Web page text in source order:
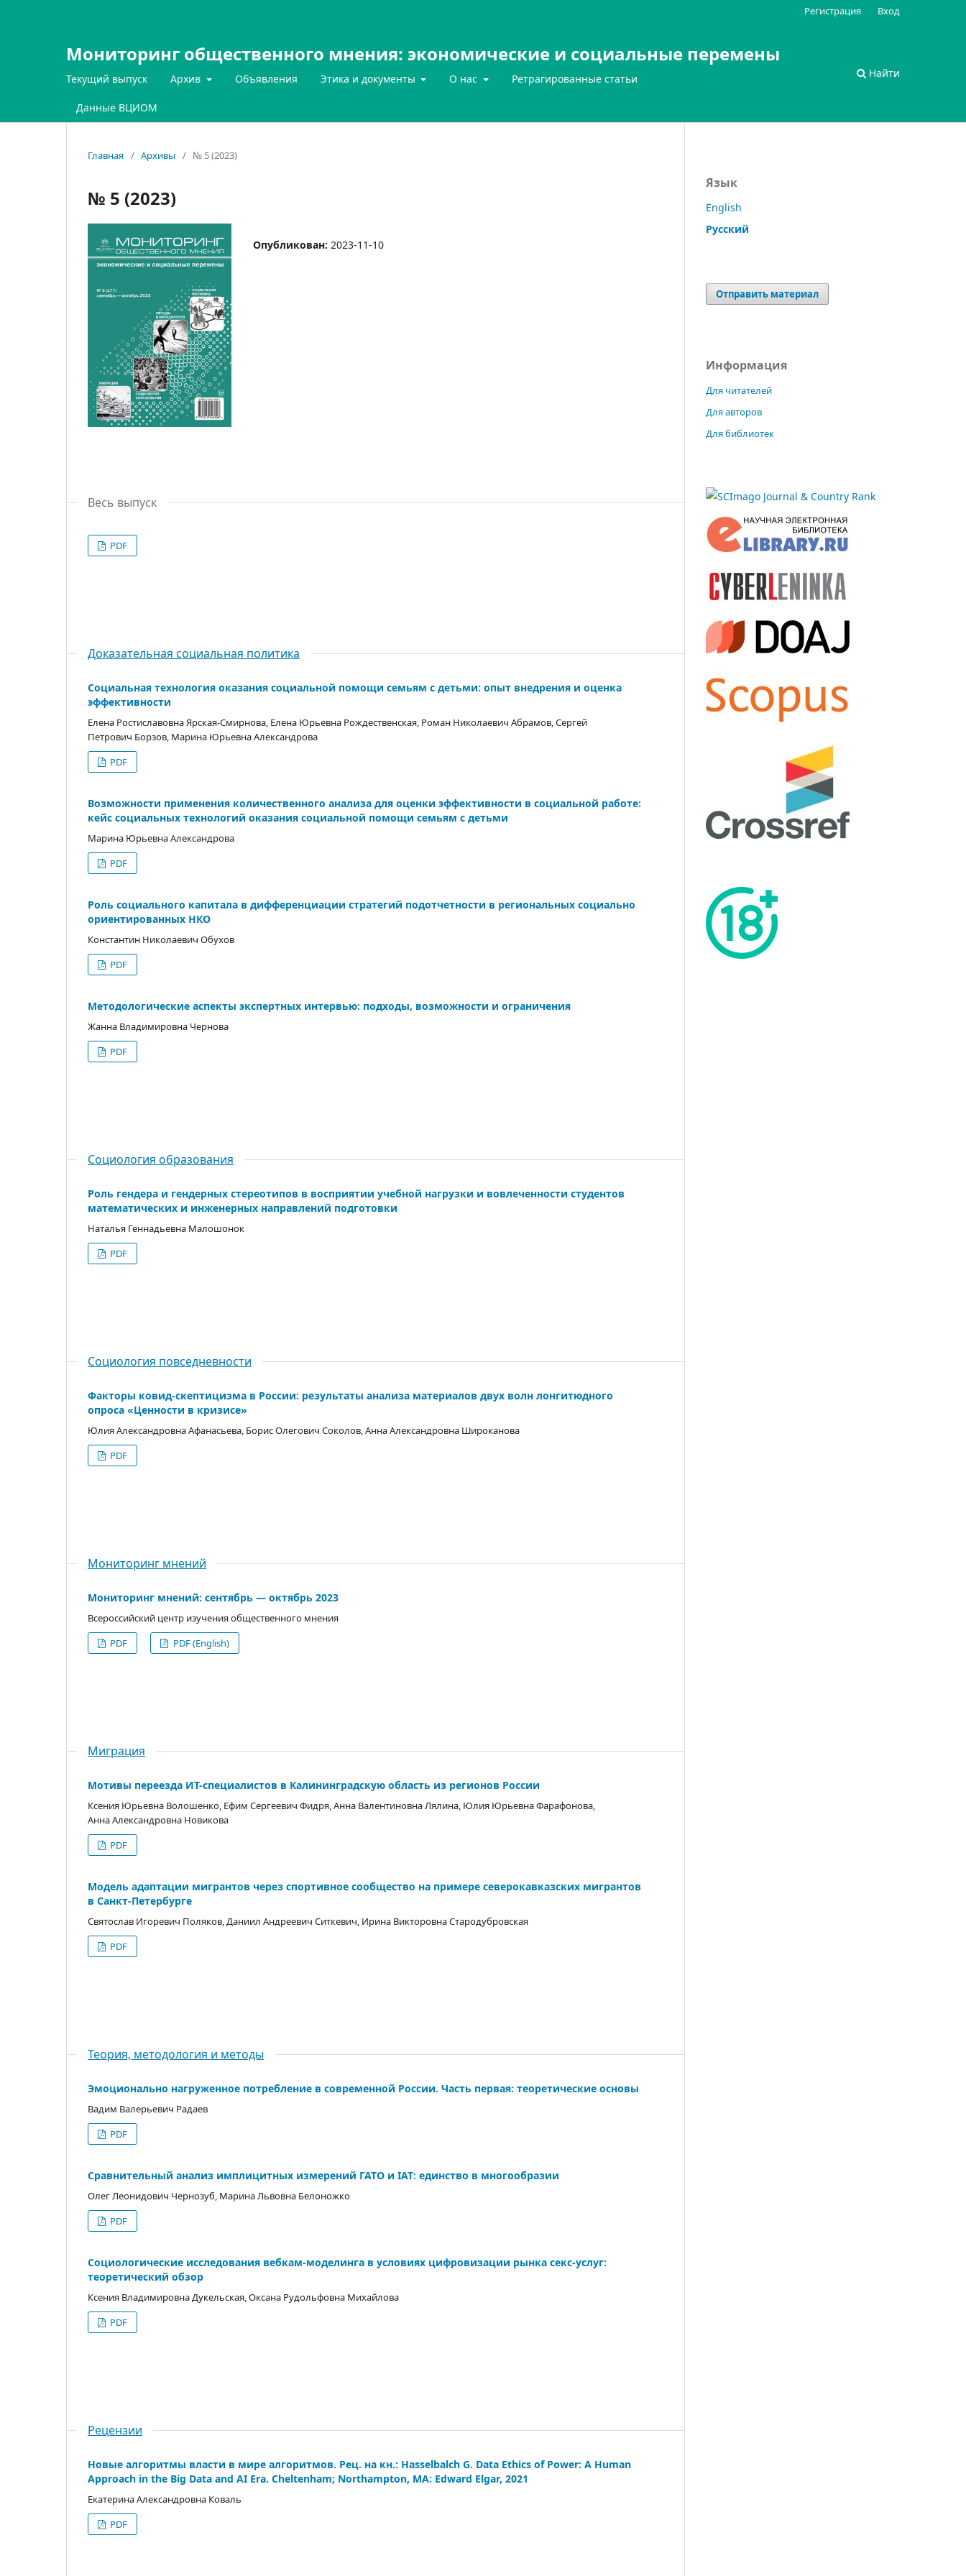
Мониторинг общественного мнения: экономические и социальные перемены
Текущий выпуск Архив Объявления Этика и документы О нас Ретрагированные статьи
Данные ВЦИОМ
Найти
Регистрация Вход
Главная / Архивы / № 5 (2023)
№ 5 (2023)
Опубликован: 2023-11-10
Весь выпуск
PDF
Доказательная социальная политика
Социальная технология оказания социальной помощи семьям с детьми: опыт внедрения и оценка
эффективности
Елена Ростиславовна Ярская-Смирнова, Елена Юрьевна Рождественская, Роман Николаевич Абрамов, Сергей
Петрович Борзов, Марина Юрьевна Александрова
PDF
Возможности применения количественного анализа для оценки эффективности в социальной работе:
кейс социальных технологий оказания социальной помощи семьям с детьми
Марина Юрьевна Александрова
PDF
Роль социального капитала в дифференциации стратегий подотчетности в региональных социально
ориентированных НКО
Константин Николаевич Обухов
PDF
Методологические аспекты экспертных интервью: подходы, возможности и ограничения
Жанна Владимировна Чернова
PDF
Социология образования
Роль гендера и гендерных стереотипов в восприятии учебной нагрузки и вовлеченности студентов
математических и инженерных направлений подготовки
Наталья Геннадьевна Малошонок
PDF
Социология повседневности
Факторы ковид-скептицизма в России: результаты анализа материалов двух волн лонгитюдного
опроса «Ценности в кризисе»
Юлия Александровна Афанасьева, Борис Олегович Соколов, Анна Александровна Широканова
PDF
Мониторинг мнений
Мониторинг мнений: сентябрь — октябрь 2023
Всероссийский центр изучения общественного мнения
PDF
PDF (English)
Миграция
Мотивы переезда ИТ-специалистов в Калининградскую область из регионов России
Ксения Юрьевна Волошенко, Ефим Сергеевич Фидря, Анна Валентиновна Лялина, Юлия Юрьевна Фарафонова,
Анна Александровна Новикова
PDF
Модель адаптации мигрантов через спортивное сообщество на примере северокавказских мигрантов
в Санкт-Петербурге
Святослав Игоревич Поляков, Даниил Андреевич Ситкевич, Ирина Викторовна Стародубровская
PDF
Теория, методология и методы
Эмоционально нагруженное потребление в современной России. Часть первая: теоретические основы
Вадим Валерьевич Радаев
PDF
Сравнительный анализ имплицитных измерений ГАТО и IAT: единство в многообразии
Олег Леонидович Чернозуб, Марина Львовна Белоножко
PDF
Социологические иcследования вебкам-моделинга в условиях цифровизации рынка секс-услуг:
теоретический обзор
Ксения Владимировна Дукельская, Оксана Рудольфовна Михайлова
PDF
Рецензии
Новые алгоритмы власти в мире алгоритмов. Рец. на кн.: Hasselbalch G. Data Ethics of Power: A Human
Approach in the Big Data and AI Era. Cheltenham; Northampton, MA: Edward Elgar, 2021
Екатерина Александровна Коваль
PDF
Язык
English
Русский
Отправить материал
Информация
Для читателей
Для авторов
Для библиотек